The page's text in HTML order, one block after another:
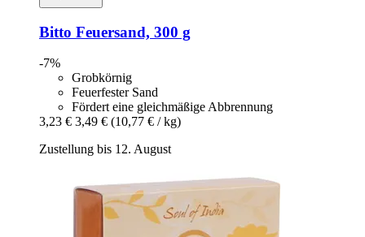
Bitto Feuersand, 300 g
-7%
Grobkörnig
Feuerfester Sand
Fördert eine gleichmäßige Abbrennung
3,23 € 3,49 € (10,77 € / kg)
Zustellung bis 12. August